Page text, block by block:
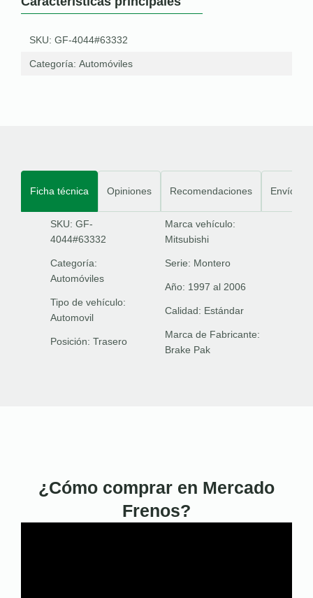
SKU: GF-4044#63332
Categoría: Automóviles
Ficha técnica Opiniones Recomendaciones Envíos
SKU: GF-
4044#63332
Categoría:
Automóviles
Tipo de vehículo:
Automovil
Posición: Trasero
Marca vehículo:
Mitsubishi
Serie: Montero
Año: 1997 al 2006
Calidad: Estándar
Marca de Fabricante:
Brake Pak
¿Cómo comprar en Mercado
Frenos?